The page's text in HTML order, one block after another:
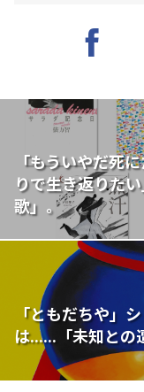
「もういやだ死
りで生き返りた
歌」。
「ともだちや」
は......「未知との